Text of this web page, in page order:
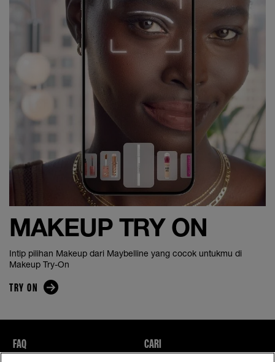
MAKEUP TRY ON
Intip pilihan Makeup dari Maybelline yang cocok untukmu di
Makeup Try-On
TRY ON
FAQ CARI